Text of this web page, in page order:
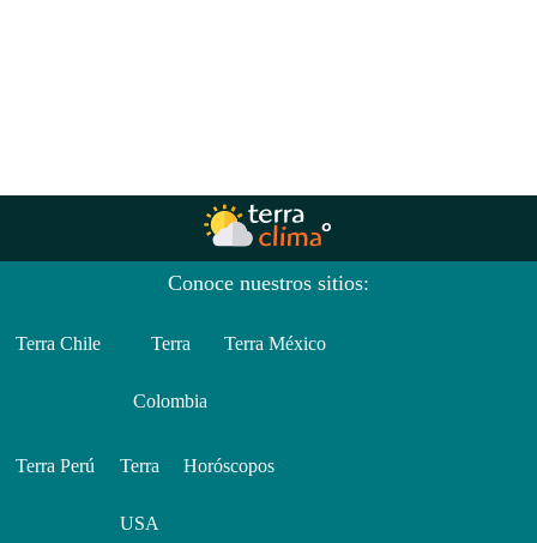
Conoce nuestros sitios:
Terra Chile Terra
Colombia
Terra México
Terra Perú Terra
USA
Horóscopos